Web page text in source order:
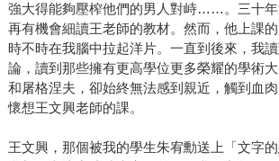
強大得能夠壓榨他們的男人對峙……。三十年
再有機會細讀王老師的教材。然而，他上課
時不時在我腦中拉起洋片。一直到後來，我
論，讀到那些擁有更高學位更多榮耀的學術
和屠格涅夫，卻始終無法感到親近，觸到血
懷想王文興老師的課。
王文興，那個被我的學生朱宥勳送上「文字